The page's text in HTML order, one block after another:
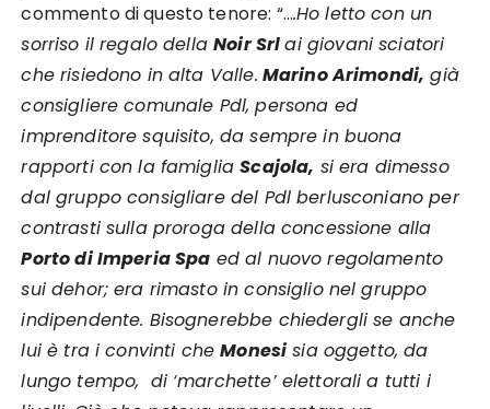
commento di questo tenore: “….Ho letto con un
sorriso il regalo dellaNoir Srlai giovani sciatori
che risiedono in alta Valle. Marino Arimondi, già
consigliere comunale Pdl, persona ed
imprenditore squisito, da sempre in buona
rapporti con la famigliaScajola, si era dimesso
dal gruppo consigliare del Pdl berlusconiano per
contrasti sulla proroga della concessione alla
Porto di Imperia Spa ed al nuovo regolamento
sui dehor; era rimasto in consiglio nel gruppo
indipendente. Bisognerebbe chiedergli se anche
lui è tra i convinti cheMonesisia oggetto, da
lungo tempo, di ‘marchette’ elettorali a tutti i